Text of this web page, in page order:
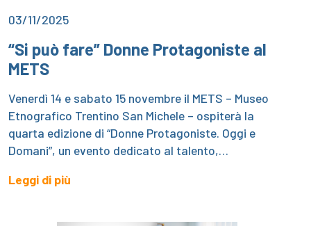
03/11/2025
“Si può fare” Donne Protagoniste al
METS
Venerdì 14 e sabato 15 novembre il METS – Museo
Etnografico Trentino San Michele – ospiterà la
quarta edizione di “Donne Protagoniste. Oggi e
Domani”, un evento dedicato al talento,…
Leggi di più